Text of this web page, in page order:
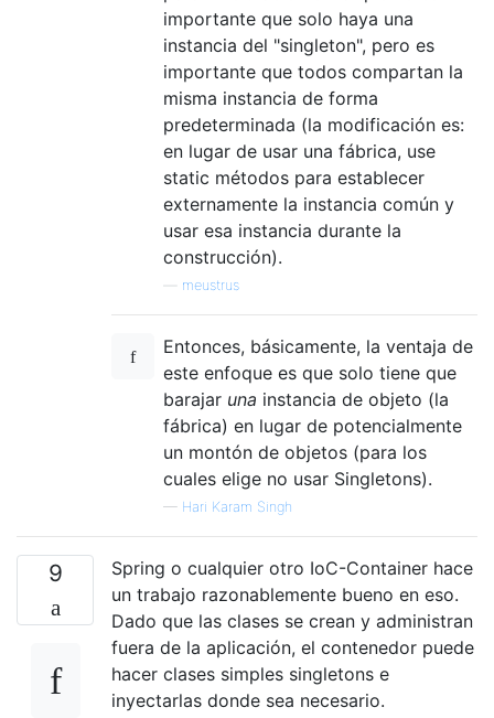
importante que solo haya una
instancia del "singleton", pero es
importante que todos compartan la
misma instancia de forma
predeterminada (la modificación es:
en lugar de usar una fábrica, use
static métodos para establecer
externamente la instancia común y
usar esa instancia durante la
construcción).
meustrus
Entonces, básicamente, la ventaja de
este enfoque es que solo tiene que
barajar una instancia de objeto (la
fábrica) en lugar de potencialmente
un montón de objetos (para los
cuales elige no usar Singletons).
— Hari Karam Singh
9
Spring o cualquier otro IoC-Container hace
un trabajo razonablemente bueno en eso.
Dado que las clases se crean y administran
fuera de la aplicación, el contenedor puede
hacer clases simples singletons e
inyectarlas donde sea necesario.